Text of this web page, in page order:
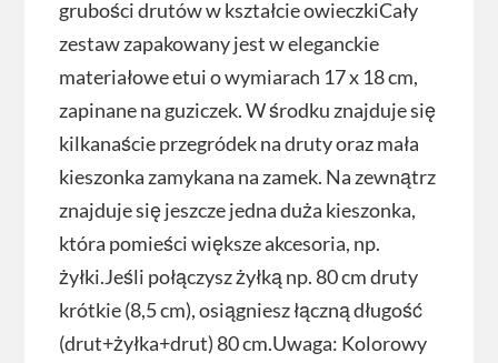
grubości drutów w kształcie owieczkiCały
zestaw zapakowany jest w eleganckie
materiałowe etui o wymiarach 17 x 18 cm,
zapinane na guziczek. W środku znajduje się
kilkanaście przegródek na druty oraz mała
kieszonka zamykana na zamek. Na zewnątrz
znajduje się jeszcze jedna duża kieszonka,
która pomieści większe akcesoria, np.
żyłki.Jeśli połączysz żyłką np. 80 cm druty
krótkie (8,5 cm), osiągniesz łączną długość
(drut+żyłka+drut) 80 cm.Uwaga: Kolorowy